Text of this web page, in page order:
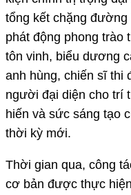
tổng kết chặng
phát động phong trào
tôn vinh, biểu dương
anh hùng, chiến sĩ thi
người đại diện cho trí
hiến và sức sáng tạo
thời kỳ mới.
Thời gian qua, công
cơ bản được thực